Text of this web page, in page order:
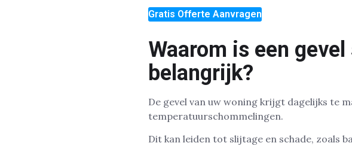
Gratis Offerte Aanvragen
Waarom is een
belangrijk?
De gevel van uw woning krijgt dagelijks te
temperatuurschommelingen.
Dit kan leiden tot slijtage en schade, zoals